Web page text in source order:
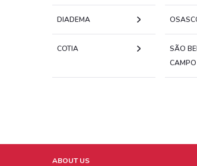
DIADEMA
COTIA
SÃO
CAMPO
ABOUT US